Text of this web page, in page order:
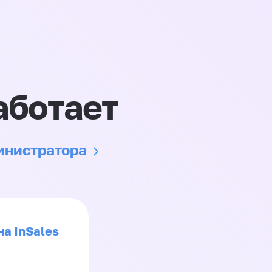
InSales